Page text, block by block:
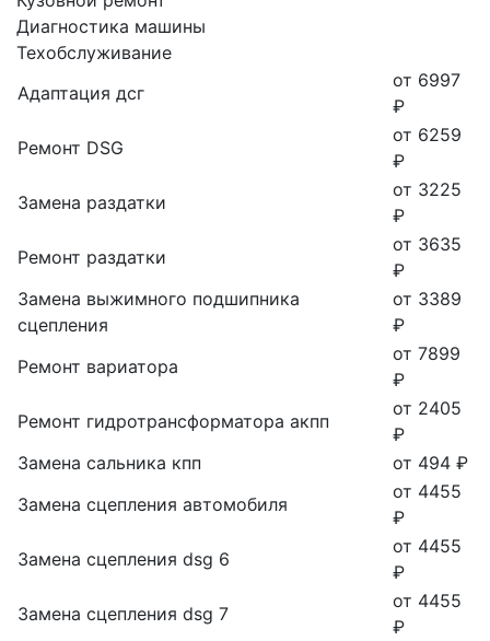
Диагностика машины
Техобслуживание
Адаптация дсг
от 6997
₽
Ремонт DSG
от 6259
₽
Замена раздатки
от 3225
₽
Ремонт раздатки
от 3635
₽
Замена выжимного подшипника
сцепления
от 3389
₽
Ремонт вариатора
от 7899
₽
Ремонт гидротрансформатора акпп
от 2405
₽
Замена сальника кпп
от 494 ₽
Замена сцепления автомобиля
от 4455
₽
Замена сцепления dsg 6
от 4455
₽
Замена сцепления dsg 7
от 4455
₽